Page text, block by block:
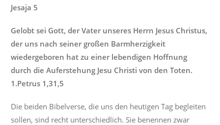
Jesaja 5
Gelobt sei Gott, der Vater unseres Herrn Jesus Christus,
der uns nach seiner großen Barmherzigkeit
wiedergeboren hat zu einer lebendigen Hoffnung
durch die Auferstehung Jesu Christi von den Toten.
1.Petrus 1,31,5
Die beiden Bibelverse, die uns den heutigen Tag begleiten
sollen, sind recht unterschiedlich. Sie benennen zwar